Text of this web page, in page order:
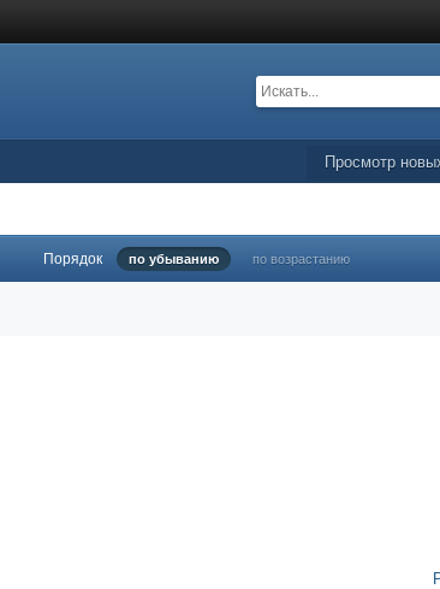
Просмотр
Порядок по убыванию по возрастанию